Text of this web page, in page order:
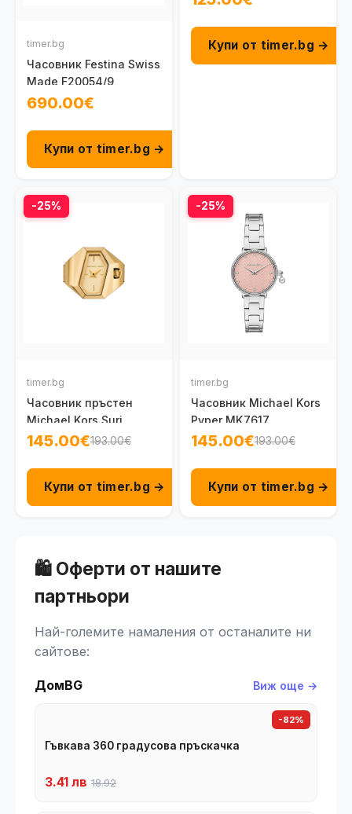
timer.bg
Часовник Festina Swiss
Made F20054/9
690.00€
Купи от timer.bg →
Купи от timer.bg →
-25%
timer.bg
Часовник пръстен
Michael Kors Suri
MK7613
145.00€193.00€
Купи от timer.bg →
-25%
timer.bg
Часовник Michael Kors
Pyper MK7617
145.00€193.00€
Купи от timer.bg →
🛍️ Оферти от нашите
партньори
Най-големите намаления от останалите ни
сайтове:
ДомBG Виж още →
-82%
Гъвкава 360 градусова пръскачка
3.41 лв 18.92